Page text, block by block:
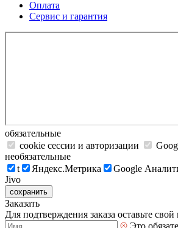
Оплата
Сервис и гарантия
обязательные
cookie сессии и авторизации
необязательные
t
Яндекс.Метрика Google
Jivo
сохранить
Заказать
Для подтверждения заказа оставьте
Это